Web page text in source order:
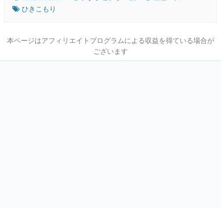
ひきこもり
本ページはアフィリエイトプログラムによる収益を得ている場合が
ございます